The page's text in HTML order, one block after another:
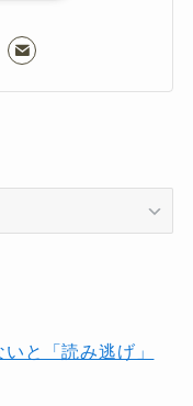
と「読み逃げ」